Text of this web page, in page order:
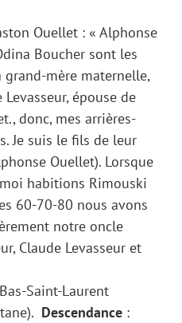
Ouellet : « Alphonse
Boucher sont les
grand-mère maternelle,
épouse de
donc, mes arrières-
Je suis le fils de leur
Ouellet). Lorsque
habitions Rimouski
60-70-80 nous avons
notre oncle
Claude Levasseur et
Saint-Laurent
Descendance :